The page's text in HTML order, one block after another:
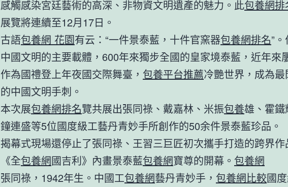
感觸感染宮廷藝術的高深、非物資文明遺產的魅力。此包養網排
展覽將連續至12月17日。
古語包養網 花園有云：“一件景泰藍，十件官窯器包養網排名”
中國文明的主要載體，600年來獨步全國的皇家境泰藍，近年來
作為國禮登上年夜國交際舞臺， 包養平台推薦冷艷世界，成為最
的中國文明手刺。
本次展包養網排名覽共展出張同祿、戴嘉林、米振包養雄、霍鐵
鐘連盛等5位國度級工藝丹青妙手所創作的50余件景泰藍珍品。
揭幕式現場還停止了張同祿、王習三巨匠初次攜手打造的跨界
《全包養網國吉利》內畫景泰藍包養網寶尊的開幕。 包養網
張同祿，1942年生。中國工包養網藝丹青妙手， 包養網比較國